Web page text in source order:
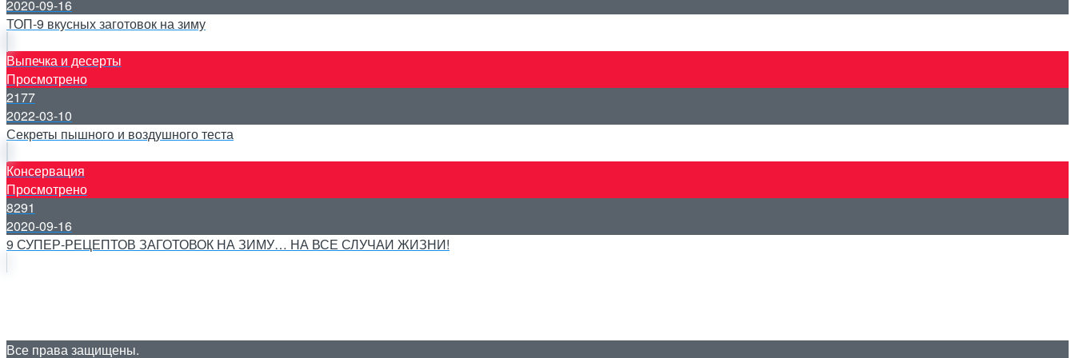
2020-09-16
ТОП-9 вкусных заготовок на зиму
Выпечка и десерты
Просмотрено
2177
2022-03-10
Секреты пышного и воздушного теста
Консервация
Просмотрено
8291
2020-09-16
9 СУПЕР-РЕЦЕПТОВ ЗАГОТОВОК НА ЗИМУ… НА ВСЕ СЛУЧАИ ЖИЗНИ!
Все права защищены.